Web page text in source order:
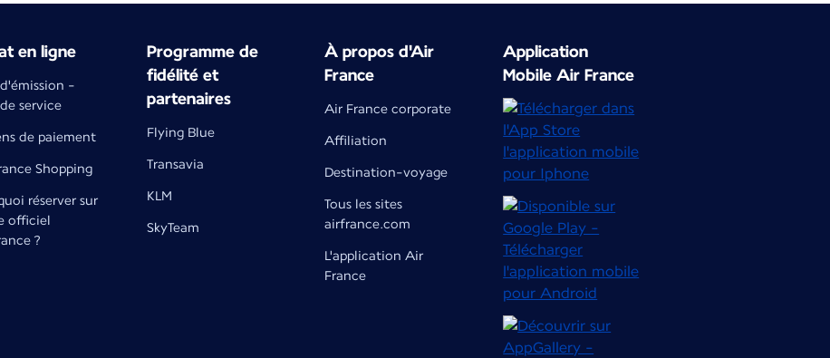
en ligne
d'émission -
service
de paiement
Shopping
réserver sur
officiel
?
Programme de
fidélité et
partenaires
Flying Blue
Transavia
KLM
SkyTeam
À propos d'Air
France
Air France corporate
Affiliation
Destination-voyage
Tous les sites
airfrance.com
L'application Air
France
Application
Mobile Air France